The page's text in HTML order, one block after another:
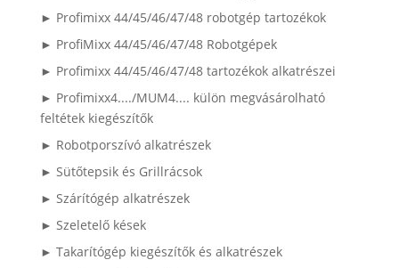
► Profimixx 44/45/46/47/48 robotgép tartozékok
► ProfiMixx 44/45/46/47/48 Robotgépek
► Profimixx 44/45/46/47/48 tartozékok alkatrészei
► Profimixx4..../MUM4.... külön megvásárolható
feltétek kiegészítők
► Robotporszívó alkatrészek
► Sütőtepsik és Grillrácsok
► Szárítógép alkatrészek
► Szeletelő kések
► Takarítógép kiegészítők és alkatrészek